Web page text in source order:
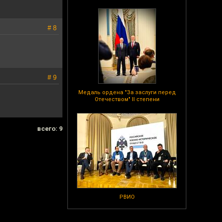
Медаль ордена "За заслуги перед
Отечеством" II степени
РВИО
# 8
# 9
всего: 9